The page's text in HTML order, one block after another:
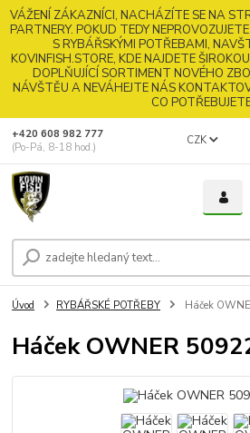
VÁŽENÍ ZÁKAZNÍCI, NACHÁZÍTE SE NA
PARTNERY. POKUD TEDY
S RYBÁŘSKÝMI POTŘEBAMI,
KOVINFISH.STORE, KDE NAJDETE
DOPLŇUJÍCÍ SORTIMENT NOVÉHO
NÁVŠTĚU A NEVÁHEJTE NÁS
CO
CZK
+420 608 982 777
(Po-Pá, 8-18 hod.)
Úvod RYBÁŘSKÉ POTŘEBY Háček
Háček OWNER